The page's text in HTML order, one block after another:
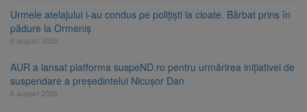
Urmele atelajului i-au condus pe polițiști la cioate. Bărbat prins în
pădure la Ormeniș
6 august 2026
AUR a lansat platforma suspeND.ro pentru urmărirea inițiativei de
suspendare a președintelui Nicușor Dan
6 august 2026